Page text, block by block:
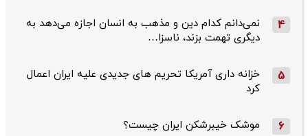
4
نمی‌دانم کدام دین و مذهب به انسان اجازه می‌دهد به
دیگری تهمت بزند، ناسزا…
5
خزانه داری آمریکا تحریم های جدیدی علیه ایران اعمال
کرد
6 موشک خیبرشکن ایران چیست؟